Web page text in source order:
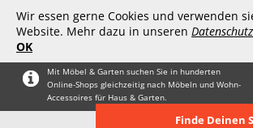
Wir essen gerne Cookies und verwenden
Website. Mehr dazu in unseren
OK
Mit Möbel & Garten suchen Sie in hunderten
Online-Shops gleichzeitig nach Möbeln und Wohn-
Accessoires für Haus & Garten.
Finde Deinen